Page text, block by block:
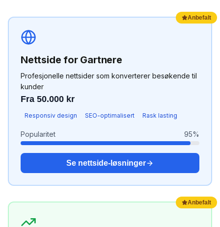
Anbefalt
Nettside for Gartnere
Profesjonelle nettsider som konverterer besøkende til
kunder
Fra 50.000 kr
Responsiv design SEO-optimalisert Rask lasting
Popularitet 95%
Se nettside-løsninger
Anbefalt